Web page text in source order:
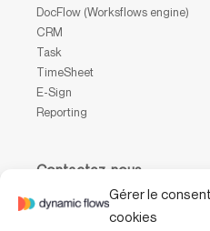
Gérer le
cookies
DocFlow (Worksflows engine)
CRM
Task
TimeSheet
E-Sign
Reporting
Contactez-nous
Waterloo Office Park
Drève Richelle, 161, bâtiment P,